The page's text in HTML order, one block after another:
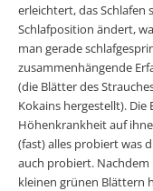
erleichtert, das Schlafen
Schlafposition ändert,
man gerade
zusammenhängende
(die Blätter des
Kokains hergestellt). Die
Höhenkrankheit auf
(fast) alles probiert was
auch probiert.
kleinen grünen Blättern